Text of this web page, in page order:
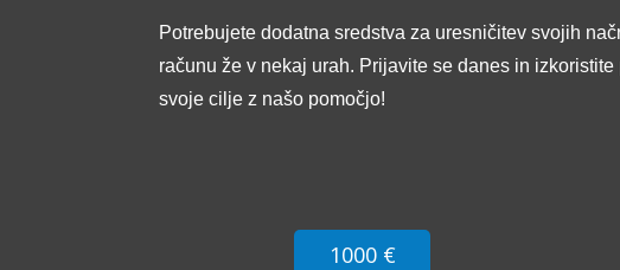
Potrebujete dodatna sredstva za uresničitev svojih
računu že v nekaj urah. Prijavite se danes in
svoje cilje z našo pomočjo!
1000 €